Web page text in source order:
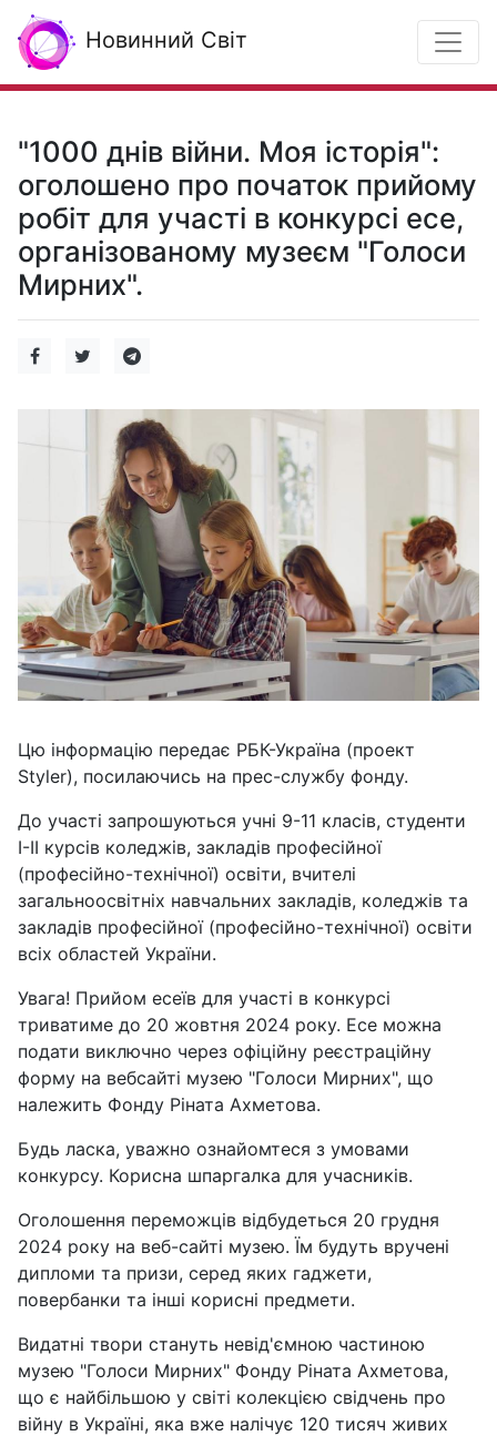
Новинний Світ
"1000 днів війни. Моя історія":
оголошено про початок прийому
робіт для участі в конкурсі есе,
організованому музеєм "Голоси
Мирних".
Цю інформацію передає РБК-Україна (проект
Styler), посилаючись на прес-службу фонду.
До участі запрошуються учні 9-11 класів, студенти
I-II курсів коледжів, закладів професійної
(професійно-технічної) освіти, вчителі
загальноосвітніх навчальних закладів, коледжів та
закладів професійної (професійно-технічної) освіти
всіх областей України.
Увага! Прийом есеїв для участі в конкурсі
триватиме до 20 жовтня 2024 року. Есе можна
подати виключно через офіційну реєстраційну
форму на вебсайті музею "Голоси Мирних", що
належить Фонду Ріната Ахметова.
Будь ласка, уважно ознайомтеся з умовами
конкурсу. Корисна шпаргалка для учасників.
Оголошення переможців відбудеться 20 грудня
2024 року на веб-сайті музею. Їм будуть вручені
дипломи та призи, серед яких гаджети,
повербанки та інші корисні предмети.
Видатні твори стануть невід'ємною частиною
музею "Голоси Мирних" Фонду Ріната Ахметова,
що є найбільшою у світі колекцією свідчень про
війну в Україні, яка вже налічує 120 тисяч живих